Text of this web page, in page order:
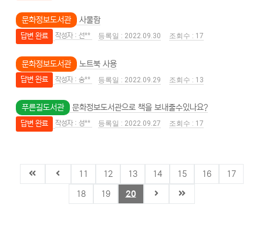
문화정보도서관 사물함
답변 완료 선** 2022.09.30 17
문화정보도서관 노트북 사용
답변 완료 송** 2022.09.29 13
푸른길도서관 문화정보도서관으로 책을 보내줄수있나요?
답변 완료 성** 2022.09.27 17
11 12 13 14 15 16 17
18 19 20